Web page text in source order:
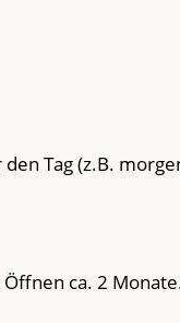
Tag (z.B.
ca. 2